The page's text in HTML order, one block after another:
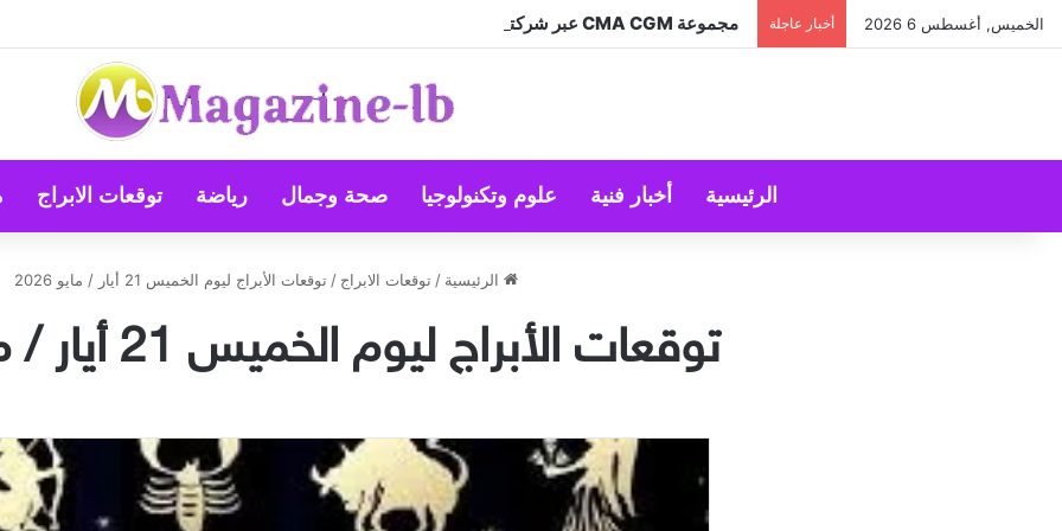
الخميس, أغسطس 6 2026 أخبار عاجلة مجموعة CMA CGM عبر شركتها التابعة CEVA Logistics تُنجز الاستحواذ على مجموعة فتّال
الرئيسية أخبار فنية علوم وتكنولوجيا صحة وجمال رياضة توقعات الابراج
الرئيسية / توقعات الابراج / توقعات الأبراج ليوم الخميس 21 أيار / مايو 2026
توقعات الأبراج ليوم الخميس 21 أيار / مايو 2026